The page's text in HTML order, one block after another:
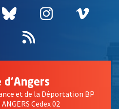
nouvelle fenêtre
une nouvelle
Bluesky
, Ouvre une
Instagram
, Ouvre
,
Ouvre une
Flux RSS
d'Angers
et de la Déportation BP
Cedex 02